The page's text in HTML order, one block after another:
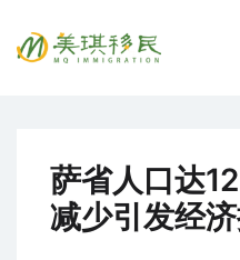
专注萨省持牌移民专业顾
萨省人口达
减少引发经